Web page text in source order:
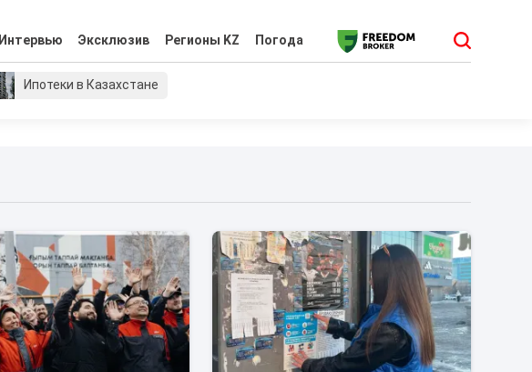
Интервью Эксклюзив Регионы KZ Погода
Ипотеки в Казахстане